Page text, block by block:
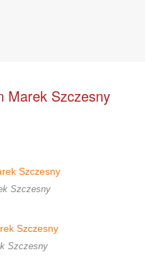
Marek Szczesny
Szczesny
Szczesny